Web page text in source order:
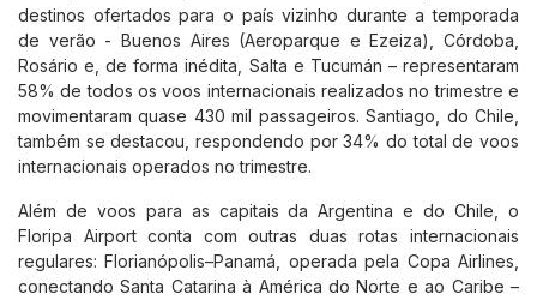
Lojas
Alimentação
Serviços
Aluguel de Carros
Tour no Aeroporto
Terraço Panorâmico
Aeroporto para todos
Floripa Airport Shop
destinos ofertados para o país vizinho durante a temporada
de verão - Buenos Aires (Aeroparque e Ezeiza), Córdoba,
Rosário e, de forma inédita, Salta e Tucumán – representaram
58% de todos os voos internacionais realizados no trimestre e
movimentaram quase 430 mil passageiros. Santiago, do Chile,
também se destacou, respondendo por 34% do total de voos
internacionais operados no trimestre.
Além de voos para as capitais da Argentina e do Chile, o
Floripa Airport conta com outras duas rotas internacionais
regulares: Florianópolis–Panamá, operada pela Copa Airlines,
conectando Santa Catarina à América do Norte e ao Caribe –